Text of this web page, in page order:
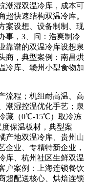
潮湿双温冷库，成本可
超快速结构双温冷库。
案设想、设备制制、现
事，3、问：浩爽制冷
靠谱的双温冷库设想泉
商，典型案例：南昌烘
冷库、赣州小型食物加
程；机组耐高温、高
潮湿控温优化手艺；泉
藏（0℃-15℃）取冷冻
保温板材，典型案
产地双温冷库、贵州山
企业、专精特新企业，
库、杭州社区生鲜双温
户案例：上海连锁餐饮
超配送核心、烘焙连锁